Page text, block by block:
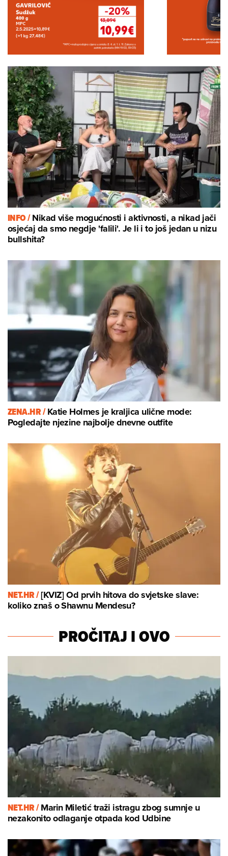
INFO /Nikad više mogućnosti i aktivnosti, a nikad jači
osjećaj da smo negdje 'falili'. Je li i to još jedan u nizu
bullshita?
ZENA.HR /Katie Holmes je kraljica ulične mode:
Pogledajte njezine najbolje dnevne outfite
NET.HR /[KVIZ] Od prvih hitova do svjetske slave:
koliko znaš o Shawnu Mendesu?
PROČITAJ I OVO
NET.HR /Marin Miletić traži istragu zbog sumnje u
nezakonito odlaganje otpada kod Udbine